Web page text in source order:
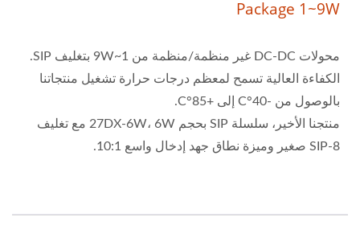
Package 1~9W
محولات DC-DC غير منظمة/منظمة من 1~9W بتغليف SIP.
الكفاءة العالية تسمح لمعظم درجات حرارة تشغيل منتجاتنا
بالوصول من -40°C إلى +85°C.
منتجنا الأخير، سلسلة SIP بحجم 27DX-6W، 6W مع تغليف
SIP-8 صغير وميزة نطاق جهد إدخال واسع 10:1.